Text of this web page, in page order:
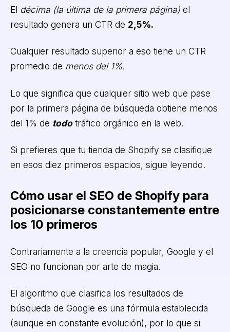
El décima (la última de la primera página)el
resultado genera un CTR de 2,5%.
Cualquier resultado superior a eso tiene un CTR
promedio de menos del 1%.
Lo que significa que cualquier sitio web que pase
por la primera página de búsqueda obtiene menos
del 1% de todotráfico orgánico en la web.
Si prefieres que tu tienda de Shopify se clasifique
en esos diez primeros espacios, sigue leyendo.
Cómo usar el SEO de Shopify para
posicionarse constantemente entre
los 10 primeros
Contrariamente a la creencia popular, Google y el
SEO no funcionan por arte de magia.
El algoritmo que clasifica los resultados de
búsqueda de Google es una fórmula establecida
(aunque en constante evolución), por lo que si